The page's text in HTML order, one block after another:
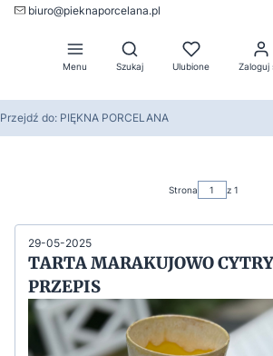
biuro@pieknaporcelana.pl
Menu
Otwórz wyszukiwarkę
Szukaj Ulubione Zaloguj
Przejdź do: PIĘKNA PORCELANA
Strona z 1
29-05-2025
TARTA MARAKUJOWO
PRZEPIS